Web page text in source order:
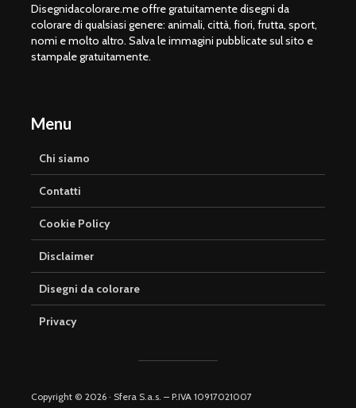
Disegnidacolorare.me offre gratuitamente disegni da
colorare di qualsiasi genere: animali, città, fiori, frutta, sport,
nomi e molto altro. Salva le immagini pubblicate sul sito e
stampale gratuitamente.
Menu
Chi siamo
Contatti
Cookie Policy
Disclaimer
Disegni da colorare
Privacy
Copyright © 2026 · Sfera S.a.s. – P.IVA 10917021007